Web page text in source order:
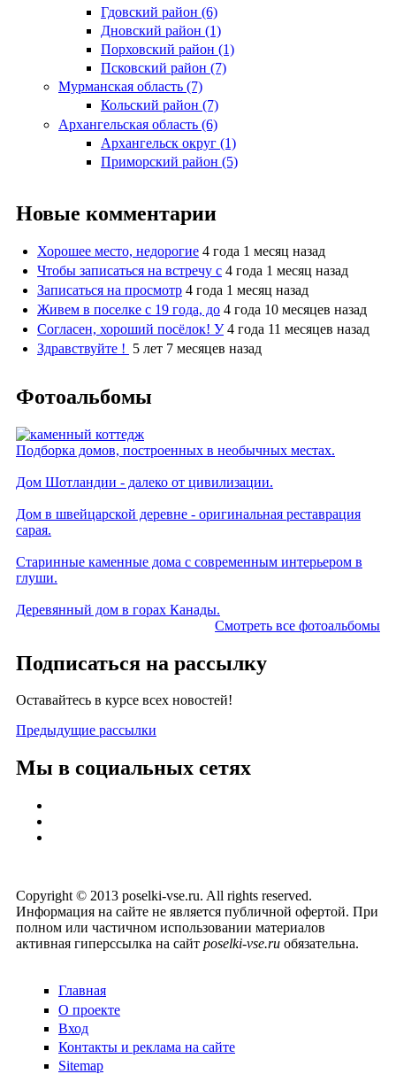
Гдовский район (6)
Дновский район (1)
Порховский район (1)
Псковский район (7)
Мурманская область (7)
Кольский район (7)
Архангельская область (6)
Архангельск округ (1)
Приморский район (5)
Новые комментарии
Хорошее место, недорогие 4 года 1 месяц назад
Чтобы записаться на встречу с 4 года 1 месяц назад
Записаться на просмотр 4 года 1 месяц назад
Живем в поселке с 19 года, до 4 года 10 месяцев назад
Согласен, хороший посёлок! У 4 года 11 месяцев назад
Здравствуйте ! 5 лет 7 месяцев назад
Фотоальбомы
Подборка домов, построенных в необычных местах.
Дом Шотландии - далеко от цивилизации.
Дом в швейцарской деревне - оригинальная реставрация
сарая.
Старинные каменные дома с современным интерьером в
глуши.
Деревянный дом в горах Канады.
Смотреть все фотоальбомы
Подписаться на рассылку
Оставайтесь в курсе всех новостей!
Предыдущие рассылки
Мы в социальных сетях
Copyright © 2013 poselki-vse.ru. All rights reserved.
Информация на сайте не является публичной офертой. При
полном или частичном использовании материалов
активная гиперссылка на сайт poselki-vse.ru​ обязательна.
Главная
О проекте
Вход
Контакты и реклама на сайте
Sitemap